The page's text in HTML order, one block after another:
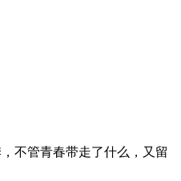
不管青春带走了什么，又留